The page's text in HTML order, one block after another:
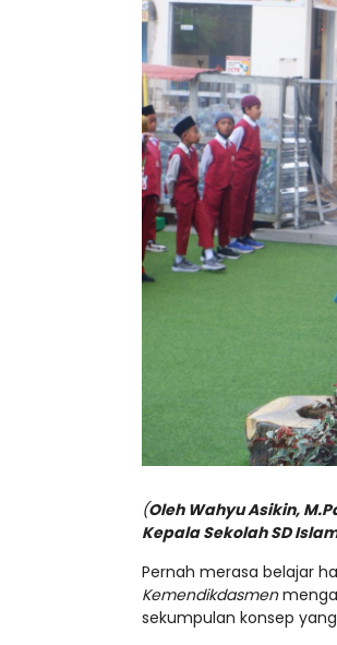
(Oleh Wahyu Asikin,
Kepala Sekolah SD
Pernah merasa belajar
Kemendikdasmen
sekumpulan konsep